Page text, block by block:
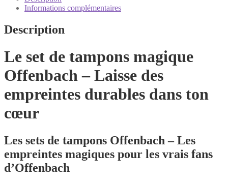
timbresInformations complémentaires
Description
Le set de tampons magique
Offenbach – Laisse des
empreintes durables dans ton
cœur
Les sets de tampons Offenbach – Les
empreintes magiques pour les vrais fans
d’Offenbach